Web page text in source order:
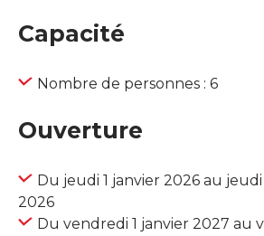
Capacité
Nombre de personnes : 6
Ouverture
Du jeudi 1 janvier 2026 au
2026
Du vendredi 1 janvier 2027 au